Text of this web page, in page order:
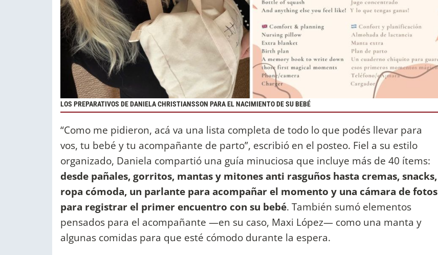
LOS PREPARATIVOS DE DANIELA CHRISTIANSSON PARA EL NACIMIENTO DE SU BEBÉ
“Como me pidieron, acá va una lista completa de todo lo que podés llevar para
vos, tu bebé y tu acompañante de parto”, escribió en el posteo. Fiel a su estilo
organizado, Daniela compartió una guía minuciosa que incluye más de 40 ítems:
desde pañales, gorritos, mantas y mitones anti rasguños hasta cremas, snacks,
ropa cómoda, un parlante para acompañar el momento y una cámara de fotos
para registrar el primer encuentro con su bebé. También sumó elementos
pensados para el acompañante —en su caso, Maxi López— como una manta y
algunas comidas para que esté cómodo durante la espera.